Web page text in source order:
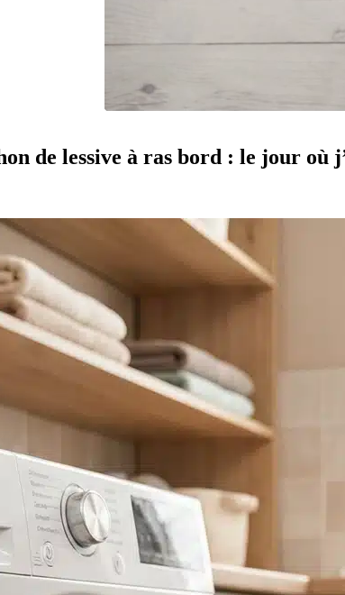
de lessive à ras bord : le jour où